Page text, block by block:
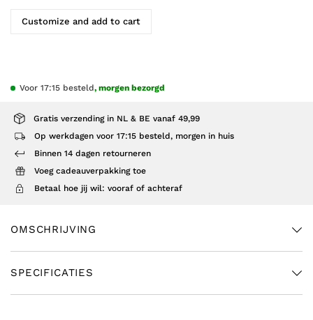
Gratis verzending in NL & BE vanaf 49,99
Op werkdagen voor 17:15 besteld, morgen in huis
Binnen 14 dagen retourneren
Voeg cadeauverpakking toe
Betaal hoe jij wil: vooraf of achteraf
Customize and add to cart
Voor 17:15 besteld, morgen bezorgd
OMSCHRIJVING
SPECIFICATIES